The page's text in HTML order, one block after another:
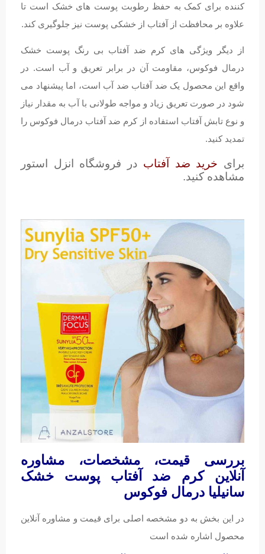
کننده برای کمک به حفظ رطوبت پوست های خشک است تا
علاوه بر محافظت از آفتاب از خشکی پوست نیز جلوگیری کند.
از دیگر ویژگی های کرم ضد آفتاب بی رنگ پوست خشک
درمال فوکوس، مقاومت آن در برابر تعریق و آب است. در
واقع این محصول یک ضد آفتاب ضد آب است، اما پیشنهاد می
شود در صورت تعریق زیاد و مواجه طولانی با آب به مقدار نیاز
و نوع تابش آفتاب استفاده از کرم ضد آفتاب درمال فوکوس را
تمدید کنید.
برای خرید ضد آفتاب در فروشگاه انزل استور
مشاهده کنید.
بررسی قیمت، مشخصات، مشاوره
آنلاین کرم ضد آفتاب پوست خشک
سانیلیا درمال فوکوس
در این بخش به دو مشخصه اصلی برای قیمت و مشاوره آنلاین
محصول اشاره شده است